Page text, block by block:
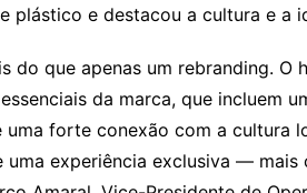
plástico e destacou a cultura e a
do que apenas um rebranding. O
da marca, que incluem
forte conexão com a cultura
experiência exclusiva — mais